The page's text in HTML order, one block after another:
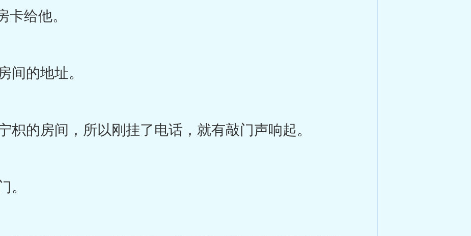
给他。
的地址。
的房间，所以刚挂了电话，就有敲门声响起。